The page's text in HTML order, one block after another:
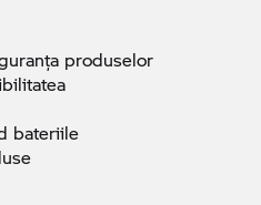
produselor
bateriile